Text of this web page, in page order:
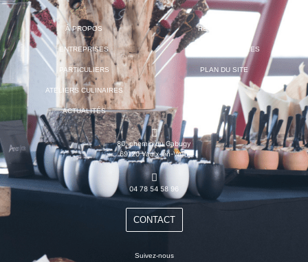
À PROPOS
ENTREPRISES
PARTICULIERS
ATELIERS CULINAIRES
ACTUALITÉS
RECRUTEMENT
MENTIONS LÉGALES
PLAN DU SITE
80, chemin du Gabugy
69120 Vaulx-en-Velin
04 78 54 58 96
CONTACT
Suivez-nous